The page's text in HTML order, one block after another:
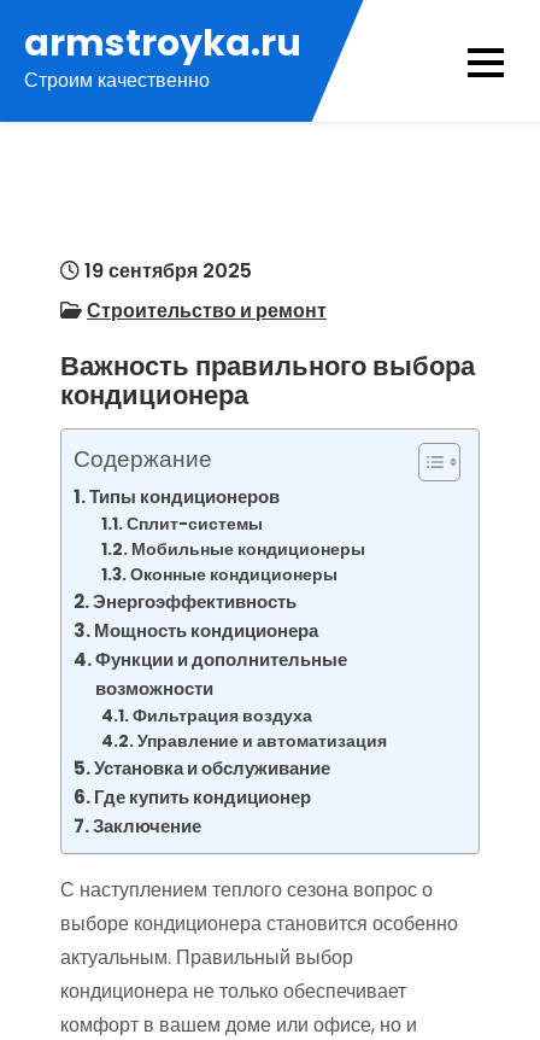
содержимому
armstroyka.ru
Строим качественно
19 сентября 2025
Строительство и ремонт
Важность правильного выбора
кондиционера
Содержание
Типы кондиционеров
Сплит-системы
Мобильные кондиционеры
Оконные кондиционеры
Энергоэффективность
Мощность кондиционера
Функции и дополнительные
возможности
Фильтрация воздуха
Управление и автоматизация
Установка и обслуживание
Где купить кондиционер
Заключение
С наступлением теплого сезона вопрос о
выборе кондиционера становится особенно
актуальным. Правильный выбор
кондиционера не только обеспечивает
комфорт в вашем доме или офисе, но и